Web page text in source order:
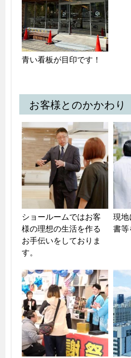
青い看板が目印です！
お客様とのかかわり
ショールームではお客
様の理想の生活を作る
お手伝いをしておりま
す。
現地
書等